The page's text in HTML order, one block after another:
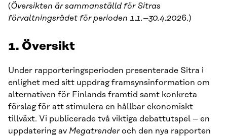
(Översikten är sammanställd för Sitras
förvaltningsrådet för perioden 1.1.–30.4.2026.)
1. Översikt
Under rapporteringsperioden presenterade Sitra i
enlighet med sitt uppdrag framsynsinformation om
alternativen för Finlands framtid samt konkreta
förslag för att stimulera en hållbar ekonomiskt
tillväxt. Vi publicerade två viktiga debattutspel – en
uppdatering av Megatrenderoch den nya rapporten